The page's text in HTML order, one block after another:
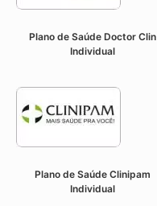
Plano de Saúde Doctor Clin
Individual
Plano de Saúde Clinipam
Individual